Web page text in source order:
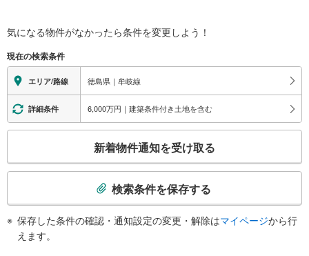
気になる物件がなかったら条件を変更しよう！
現在の検索条件
エリア/路線 徳島県｜牟岐線
詳細条件 6,000万円｜建築条件付き土地を含む
検
新着物件通知を受け取る
検索条件を保存する
保存した条件の確認・通知設定の変更・解除はマイページから行
えます。